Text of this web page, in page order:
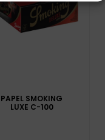
PAPEL SMOKING
LUXE C-100